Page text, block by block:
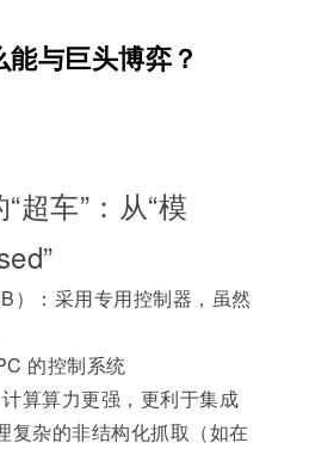
与巨头博弈？
超车”：从“模
）：采用专用控制器，虽然
的控制系统
算算力更强，更利于集成
复杂的非结构化抓取（如在